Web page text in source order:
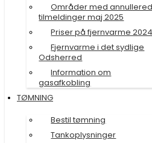
Områder med
tilmeldinger maj 2025
Priser på fjernvarme 2024
Fjernvarme i det sydlige
Odsherred
Information om
gasafkobling
TØMNING
Bestil tømning
Tankoplysninger